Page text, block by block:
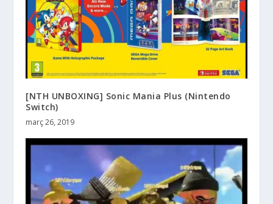
[NTH UNBOXING] Sonic Mania Plus (Nintendo
Switch)
març 26, 2019